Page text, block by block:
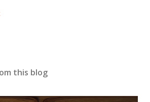
this blog